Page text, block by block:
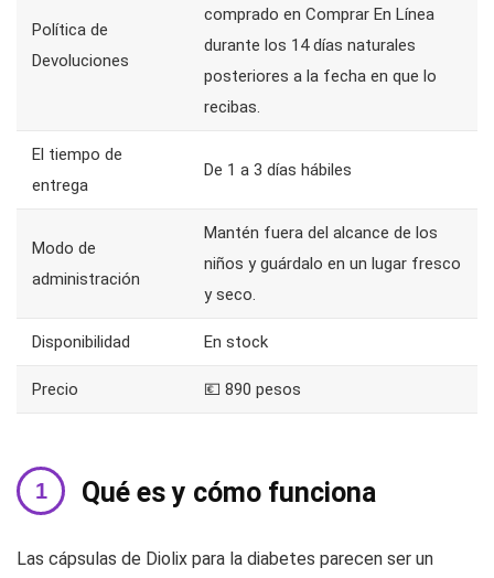
Política de
Devoluciones
comprado en Comprar En Línea
durante los 14 días naturales
posteriores a la fecha en que lo
recibas.
El tiempo de
entrega
De 1 a 3 días hábiles
Modo de
administración
Mantén fuera del alcance de los
niños y guárdalo en un lugar fresco
y seco.
Disponibilidad En stock
Precio 💶 890 pesos
Qué es y cómo funciona
Las cápsulas de Diolix para la diabetes parecen ser un